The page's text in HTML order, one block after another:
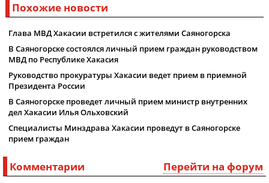
Похожие новости
Глава МВД Хакасии встретился с жителями Саяногорска
В Саяногорске состоялся личный прием граждан руководством
МВД по Республике Хакасия
Руководство прокуратуры Хакасии ведет прием в приемной
Президента России
В Саяногорске проведет личный прием министр внутренних
дел Хакасии Илья Ольховский
Специалисты Минздрава Хакасии проведут в Саяногорске
прием граждан
Перейти на форум
Комментарии